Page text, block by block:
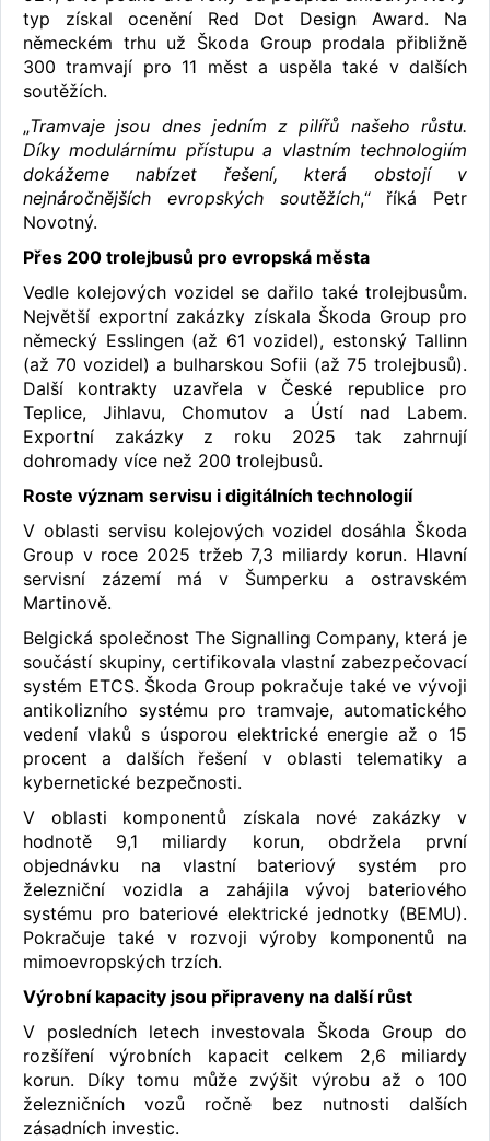
typ získal ocenění Red Dot Design Award. Na
německém trhu už Škoda Group prodala přibližně
300 tramvají pro 11 měst a uspěla také v dalších
soutěžích.
„Tramvaje jsou dnes jedním z pilířů našeho růstu.
Díky modulárnímu přístupu a vlastním technologiím
dokážeme nabízet řešení, která obstojí v
nejnáročnějších evropských soutěžích,“ říká Petr
Novotný.
Přes 200 trolejbusů pro evropská města
Vedle kolejových vozidel se dařilo také trolejbusům.
Největší exportní zakázky získala Škoda Group pro
německý Esslingen (až 61 vozidel), estonský Tallinn
(až 70 vozidel) a bulharskou Sofii (až 75 trolejbusů).
Další kontrakty uzavřela v České republice pro
Teplice, Jihlavu, Chomutov a Ústí nad Labem.
Exportní zakázky z roku 2025 tak zahrnují
dohromady více než 200 trolejbusů.
Roste význam servisu i digitálních technologií
V oblasti servisu kolejových vozidel dosáhla Škoda
Group v roce 2025 tržeb 7,3 miliardy korun. Hlavní
servisní zázemí má v Šumperku a ostravském
Martinově.
Belgická společnost The Signalling Company, která je
součástí skupiny, certifikovala vlastní zabezpečovací
systém ETCS. Škoda Group pokračuje také ve vývoji
antikolizního systému pro tramvaje, automatického
vedení vlaků s úsporou elektrické energie až o 15
procent a dalších řešení v oblasti telematiky a
kybernetické bezpečnosti.
V oblasti komponentů získala nové zakázky v
hodnotě 9,1 miliardy korun, obdržela první
objednávku na vlastní bateriový systém pro
železniční vozidla a zahájila vývoj bateriového
systému pro bateriové elektrické jednotky (BEMU).
Pokračuje také v rozvoji výroby komponentů na
mimoevropských trzích.
Výrobní kapacity jsou připraveny na další růst
V posledních letech investovala Škoda Group do
rozšíření výrobních kapacit celkem 2,6 miliardy
korun. Díky tomu může zvýšit výrobu až o 100
železničních vozů ročně bez nutnosti dalších
zásadních investic.